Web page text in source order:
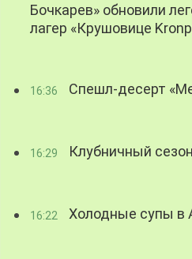
Бочкарев» обновили
лагер «Крушовице
16:36 Спешл-десерт
16:29 Клубничный
16:22 Холодные супы в